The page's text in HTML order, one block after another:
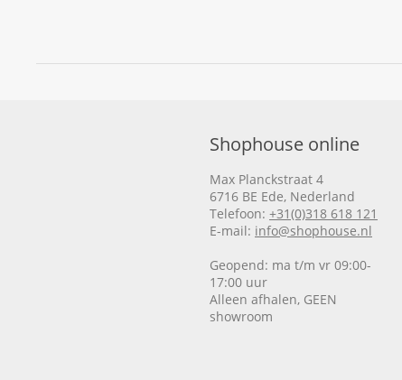
Shophouse online
Max Planckstraat 4
6716 BE Ede, Nederland
Telefoon: +31(0)318 618 121
E-mail: info@shophouse.nl
Geopend: ma t/m vr 09:00-
17:00 uur
Alleen afhalen, GEEN
showroom